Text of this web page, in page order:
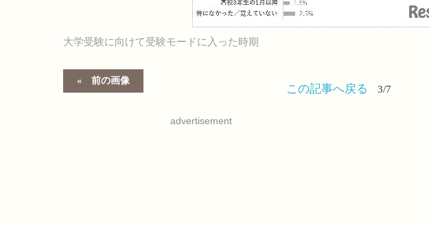
大学受験に向けて受験モードに入った時期
前の画像
この記事へ戻る 3/7
advertisement